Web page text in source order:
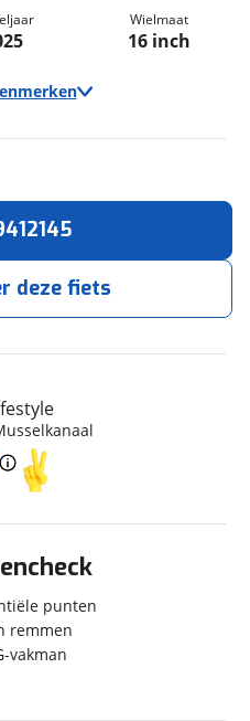
Wielmaat
16 inch
CYKE 16-3 VRIJLOOP
2025
16 inch
Nieuw
Naaf
3
Aluminium
Groen
deze fiets
neemt snel
aan
punten
remmen
vakman